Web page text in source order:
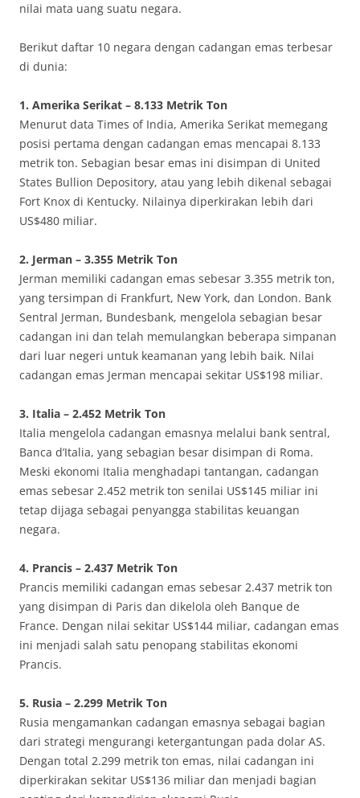
nilai mata uang suatu negara.
Berikut daftar 10 negara dengan cadangan emas terbesar
di dunia:
1. Amerika Serikat – 8.133 Metrik Ton
Menurut data Times of India, Amerika Serikat memegang
posisi pertama dengan cadangan emas mencapai 8.133
metrik ton. Sebagian besar emas ini disimpan di United
States Bullion Depository, atau yang lebih dikenal sebagai
Fort Knox di Kentucky. Nilainya diperkirakan lebih dari
US$480 miliar.
2. Jerman – 3.355 Metrik Ton
Jerman memiliki cadangan emas sebesar 3.355 metrik ton,
yang tersimpan di Frankfurt, New York, dan London. Bank
Sentral Jerman, Bundesbank, mengelola sebagian besar
cadangan ini dan telah memulangkan beberapa simpanan
dari luar negeri untuk keamanan yang lebih baik. Nilai
cadangan emas Jerman mencapai sekitar US$198 miliar.
3. Italia – 2.452 Metrik Ton
Italia mengelola cadangan emasnya melalui bank sentral,
Banca d’Italia, yang sebagian besar disimpan di Roma.
Meski ekonomi Italia menghadapi tantangan, cadangan
emas sebesar 2.452 metrik ton senilai US$145 miliar ini
tetap dijaga sebagai penyangga stabilitas keuangan
negara.
4. Prancis – 2.437 Metrik Ton
Prancis memiliki cadangan emas sebesar 2.437 metrik ton
yang disimpan di Paris dan dikelola oleh Banque de
France. Dengan nilai sekitar US$144 miliar, cadangan emas
ini menjadi salah satu penopang stabilitas ekonomi
Prancis.
5. Rusia – 2.299 Metrik Ton
Rusia mengamankan cadangan emasnya sebagai bagian
dari strategi mengurangi ketergantungan pada dolar AS.
Dengan total 2.299 metrik ton emas, nilai cadangan ini
diperkirakan sekitar US$136 miliar dan menjadi bagian